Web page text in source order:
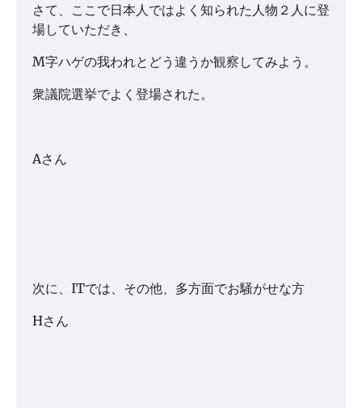
さて、ここで日本人ではよく知られた人物２人に登
場していただき、
M字ハゲの我われとどう違うか観察してみよう。
衆議院選挙でよく登場された。
Aさん
次に、ITでは、その他、多方面でお騒がせな方
Hさん